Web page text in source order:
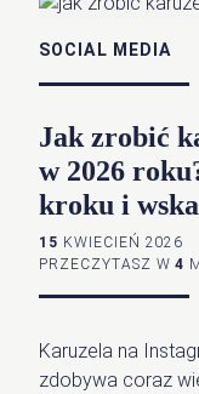
SOCIAL MEDIA
Jak zrobić
w 2026
kroku i
15 KWIECIEŃ 2026
PRZECZYTASZ W4
Karuzela na
zdobywa coraz